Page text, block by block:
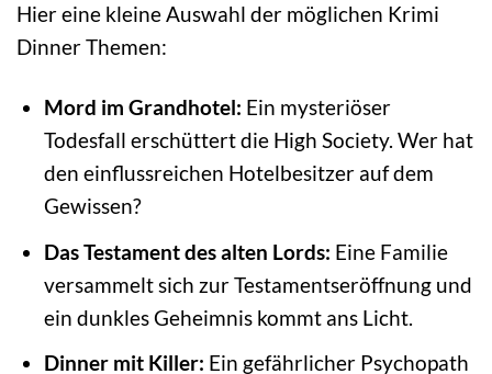
Hier eine kleine Auswahl der möglichen Krimi
Dinner Themen:
Mord im Grandhotel: Ein mysteriöser
Todesfall erschüttert die High Society. Wer hat
den einflussreichen Hotelbesitzer auf dem
Gewissen?
Das Testament des alten Lords: Eine Familie
versammelt sich zur Testamentseröffnung und
ein dunkles Geheimnis kommt ans Licht.
Dinner mit Killer: Ein gefährlicher Psychopath